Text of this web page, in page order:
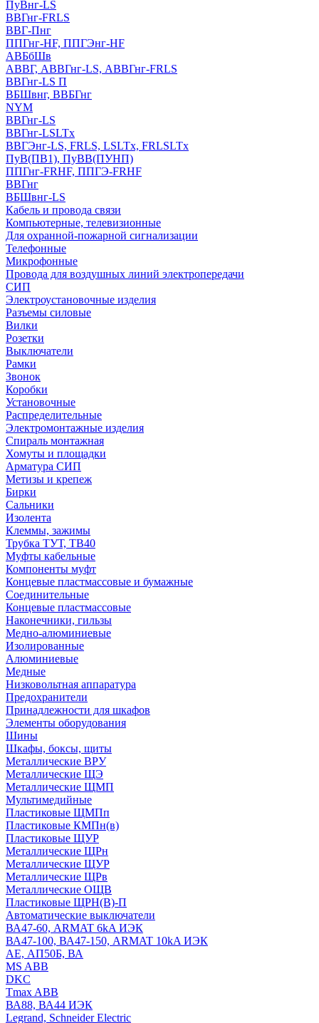
ПуВнг-LS
ВВГнг-FRLS
ВВГ-Пнг
ППГнг-HF, ППГЭнг-HF
АВБбШв
АВВГ, АВВГнг-LS, АВВГнг-FRLS
ВВГнг-LS П
ВБШвнг, ВВБГнг
NYM
ВВГнг-LS
ВВГнг-LSLTx
ВВГЭнг-LS, FRLS, LSLTx, FRLSLTx
ПуВ(ПВ1), ПуВВ(ПУНП)
ППГнг-FRHF, ППГЭ-FRHF
ВВГнг
ВБШвнг-LS
Кабель и провода связи
Компьютерные, телевизионные
Для охранной-пожарной сигнализации
Телефонные
Микрофонные
Провода для воздушных линий электропередачи
СИП
Электроустановочные изделия
Разъемы силовые
Вилки
Розетки
Выключатели
Рамки
Звонок
Коробки
Установочные
Распределительные
Электромонтажные изделия
Спираль монтажная
Хомуты и площадки
Арматура СИП
Метизы и крепеж
Бирки
Сальники
Изолента
Клеммы, зажимы
Трубка ТУТ, ТВ40
Муфты кабельные
Компоненты муфт
Концевые пластмассовые и бумажные
Соединительные
Концевые пластмассовые
Наконечники, гильзы
Медно-алюминиевые
Изолированные
Алюминиевые
Медные
Низковольтная аппаратура
Предохранители
Принадлежности для шкафов
Элементы оборудования
Шины
Шкафы, боксы, щиты
Металлические ВРУ
Металлические ЩЭ
Металлические ЩМП
Мультимедийные
Пластиковые ЩМПп
Пластиковые КМПн(в)
Пластиковые ЩУР
Металлические ЩРн
Металлические ЩУР
Металлические ЩРв
Металлические ОЩВ
Пластиковые ЩРН(В)-П
Автоматические выключатели
ВА47-60, ARMAT 6kA ИЭК
ВА47-100, ВА47-150, ARMAT 10kA ИЭК
АЕ, АП50Б, ВА
MS ABB
DKC
Tmax ABB
ВА88, ВА44 ИЭК
Legrand, Schneider Electric